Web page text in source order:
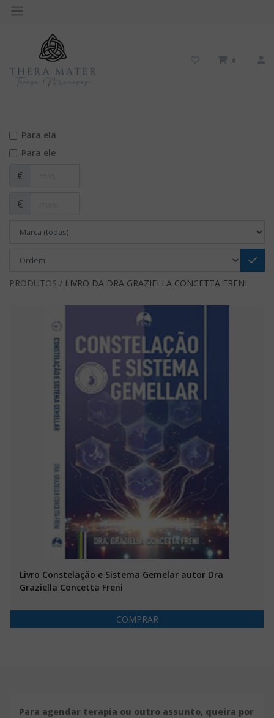
0
Para ela
Para ele
€
€
PRODUTOS / LIVRO DA DRA GRAZIELLA CONCETTA FRENI
Livro Constelação e Sistema Gemelar autor Dra
Graziella Concetta Freni
COMPRAR
Para agendar terapia ou outro assunto, queira por